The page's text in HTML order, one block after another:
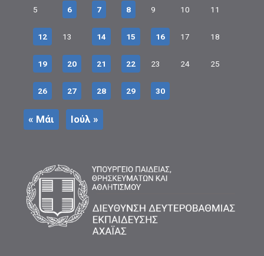
5 6 7 8 9 10 11
12 13 14 15 16 17 18
19 20 21 22 23 24 25
26 27 28 29 30
« Μάι Ιούλ »